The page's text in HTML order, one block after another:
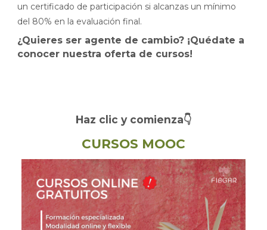
un certificado de participación si alcanzas un mínimo
del 80% en la evaluación final.
¿Quieres ser agente de cambio? ¡Quédate a
conocer nuestra oferta de cursos!
Haz clic y comienza👇
CURSOS MOOC